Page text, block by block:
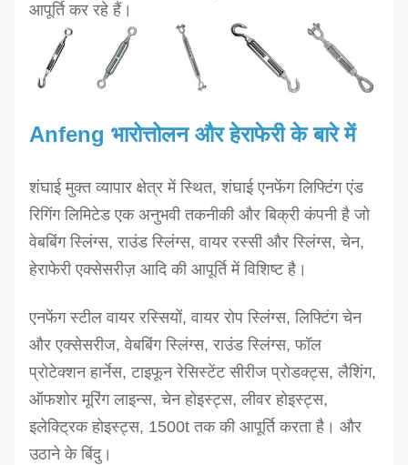
आपूर्ति कर रहे हैं।
Anfeng भारोत्तोलन और हेराफेरी के बारे में
शंघाई मुक्त व्यापार क्षेत्र में स्थित, शंघाई एनफेंग लिफ्टिंग एंड
रिगिंग लिमिटेड एक अनुभवी तकनीकी और बिक्री कंपनी है जो
वेबबिंग स्लिंग्स, राउंड स्लिंग्स, वायर रस्सी और स्लिंग्स, चेन,
हेराफेरी एक्सेसरीज़ आदि की आपूर्ति में विशिष्ट है।
एनफेंग स्टील वायर रस्सियों, वायर रोप स्लिंग्स, लिफ्टिंग चेन
और एक्सेसरीज, वेबबिंग स्लिंग्स, राउंड स्लिंग्स, फॉल
प्रोटेक्शन हार्नेस, टाइफून रेसिस्टेंट सीरीज प्रोडक्ट्स, लैशिंग,
ऑफशोर मूरिंग लाइन्स, चेन होइस्ट्स, लीवर होइस्ट्स,
इलेक्ट्रिक होइस्ट्स, 1500t तक की आपूर्ति करता है। और
उठाने के बिंदु।